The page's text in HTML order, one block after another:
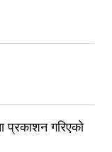
प्रकाशन गरिएको